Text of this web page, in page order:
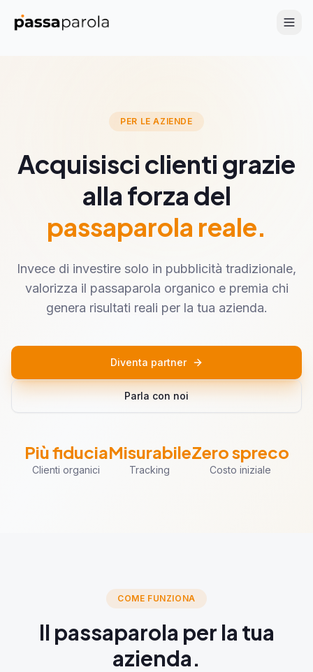
PER LE AZIENDE
Acquisisci clienti grazie
alla forza del
passaparola reale.
Invece di investire solo in pubblicità tradizionale,
valorizza il passaparola organico e premia chi
genera risultati reali per la tua azienda.
Diventa partner
Parla con noi
Più fiducia
Clienti organici
Misurabile
Tracking
Zero spreco
Costo iniziale
COME FUNZIONA
Il passaparola per la tua
azienda.